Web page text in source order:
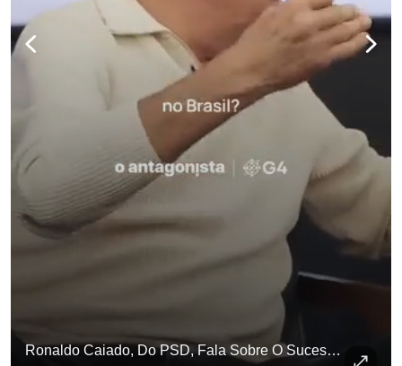
Ronaldo Caiado, Do PSD, Fala Sobre O Sucesso Do Plano De Segurança Pública